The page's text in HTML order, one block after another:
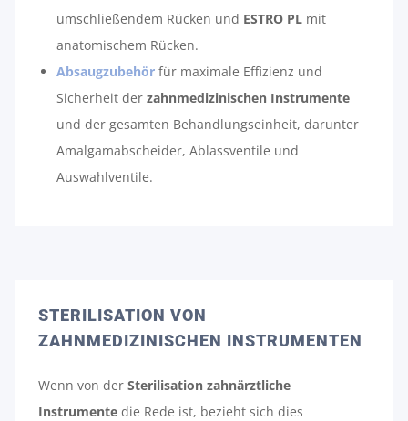
umschließendem Rücken und ESTRO PLmit
anatomischem Rücken.
Absaugzubehörfür maximale Effizienz und
Sicherheit der zahnmedizinischen Instrumente
und der gesamten Behandlungseinheit, darunter
Amalgamabscheider, Ablassventile und
Auswahlventile.
STERILISATION VON
ZAHNMEDIZINISCHEN INSTRUMENTEN
Wenn von der Sterilisation zahnärztliche
Instrumentedie Rede ist, bezieht sich dies